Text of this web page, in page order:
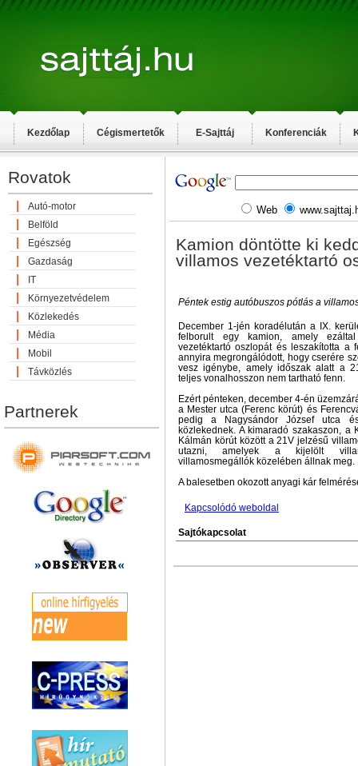
Kezdőlap Cégismertetők E-Sajttáj Konferenciák
Rovatok
Autó-motor
Belföld
Egészség
Gazdaság
IT
Környezetvédelem
Közlekedés
Média
Mobil
Távközlés
Partnerek
Web
Kamion döntötte ki
villamos vezetéktartó
Péntek estig autóbuszos pótlás a
December 1-jén koradélután a IX.
felborult egy kamion, amely
vezetéktartó oszlopát és leszakította a
annyira megrongálódott, hogy cserére
vesz igénybe, amely időszak alatt a
teljes vonalhosszon nem tartható fenn.
Ezért pénteken, december 4-én
a Mester utca (Ferenc körút) és
pedig a Nagysándor József utca
közlekednek. A kimaradó szakaszon, a
Kálmán körút között a 21V jelzésű
utazni, amelyek a kijelölt
villamosmegállók közelében állnak meg.
A balesetben okozott anyagi kár
Kapcsolódó weboldal
Sajtókapcsolat